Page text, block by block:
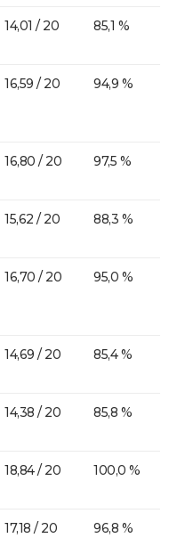
14,01 / 20 85,1 %
16,59 / 20 94,9 %
16,80 / 20 97,5 %
15,62 / 20 88,3 %
16,70 / 20 95,0 %
14,69 / 20 85,4 %
14,38 / 20 85,8 %
18,84 / 20 100,0 %
17,18 / 20 96,8 %